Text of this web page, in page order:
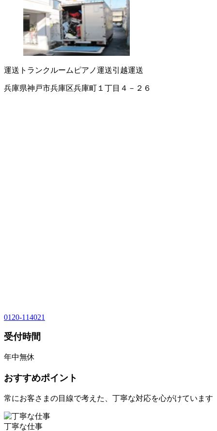
運送 トランクルーム ピアノ運送引越運送
兵庫県神戸市兵庫区兵庫町１丁目４－２６
0120-114021
受付時間
年中無休
おすすめポイント
常にお客さまの目線で考えた、丁寧な対応を心がけています
丁寧な仕事